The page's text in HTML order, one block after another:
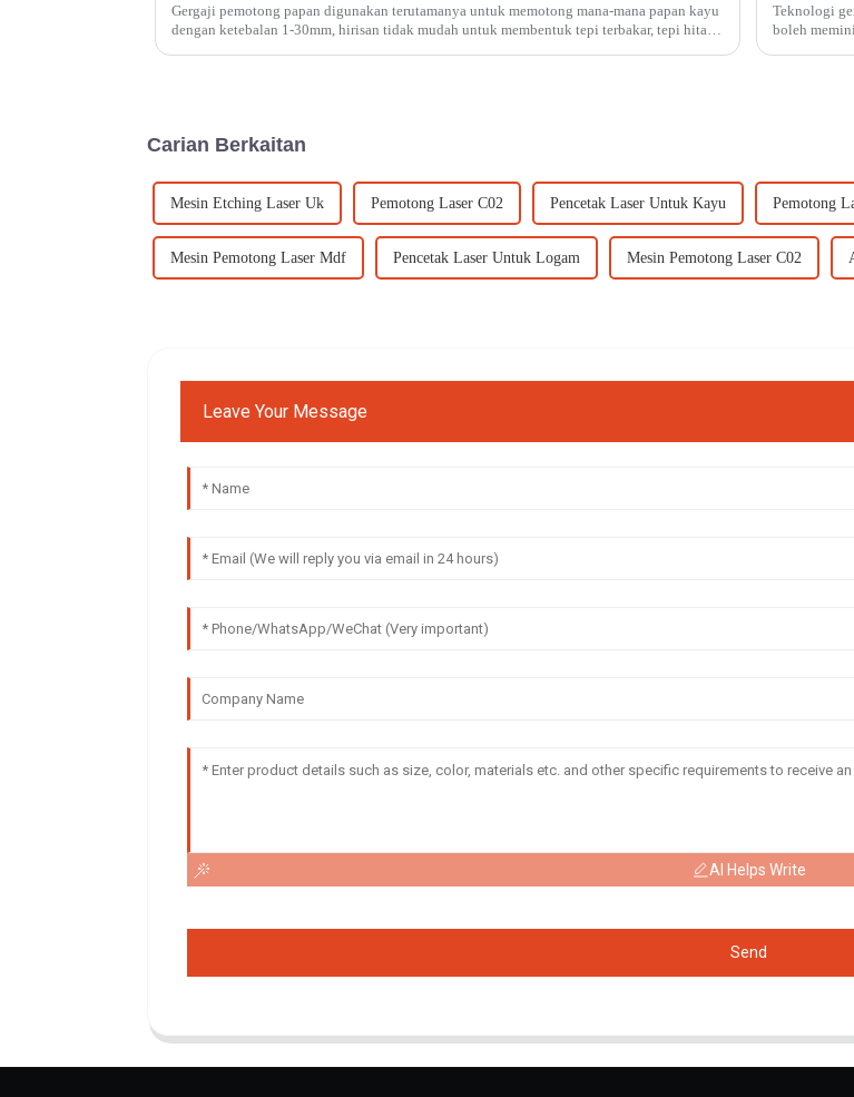
Gergaji pemotong papan digunakan terutamanya untuk memotong mana-mana papan kayu
dengan ketebalan 1-30mm, hirisan tidak mudah untuk membentuk tepi terbakar, tepi hitam,
Teknologi
boleh
Carian Berkaitan
Mesin Etching Laser Uk Pemotong Laser C02 Pencetak Laser Untuk Kayu Pemotong
Mesin Pemotong Laser Mdf Pencetak Laser Untuk Logam Mesin Pemotong Laser C02
Leave Your Message
AI Helps Write
Send